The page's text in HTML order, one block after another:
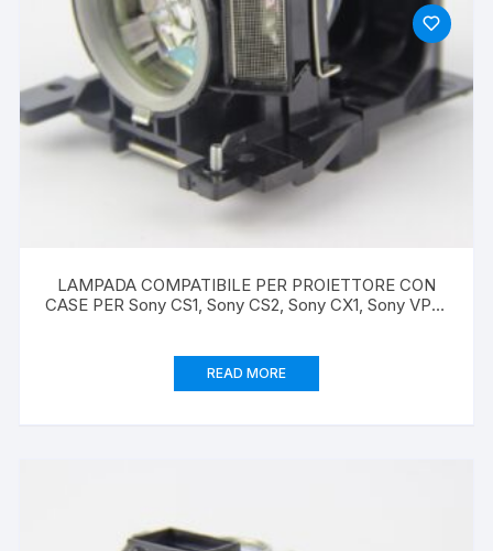
LAMPADA COMPATIBILE PER PROIETTORE CON
CASE PER Sony CS1, Sony CS2, Sony CX1, Sony VPL-
READ MORE